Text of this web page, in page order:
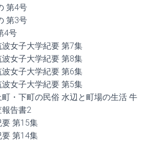
第4号
第3号
4号
女子大学紀要 第7集
女子大学紀要 第8集
女子大学紀要 第6集
女子大学紀要 第5集
・下町の民俗 水辺と町場の生活 牛
告書2
第15集
第14集